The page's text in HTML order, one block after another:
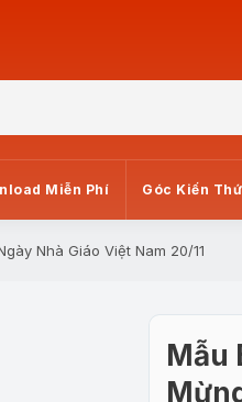
Miễn Phí Góc Kiến
Nhà Giáo Việt Nam 20/11
Mẫu